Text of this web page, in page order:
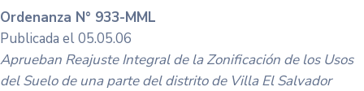
Ordenanza N° 933-MML
Publicada el 05.05.06
Aprueban Reajuste Integral de la Zonificación de los Usos
del Suelo de una parte del distrito de Villa El Salvador